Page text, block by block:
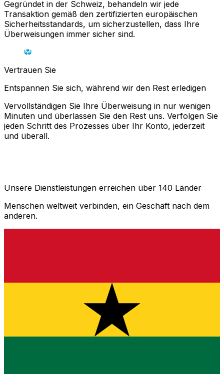
Gegründet in der Schweiz, behandeln wir jede
Transaktion gemäß den zertifizierten europäischen
Sicherheitsstandards, um sicherzustellen, dass Ihre
Überweisungen immer sicher sind.
Vertrauen Sie
Entspannen Sie sich, während wir den Rest erledigen
Vervollständigen Sie Ihre Überweisung in nur wenigen
Minuten und überlassen Sie den Rest uns. Verfolgen Sie
jeden Schritt des Prozesses über Ihr Konto, jederzeit
und überall.
Unsere Dienstleistungen erreichen über 140 Länder
Menschen weltweit verbinden, ein Geschäft nach dem
anderen.